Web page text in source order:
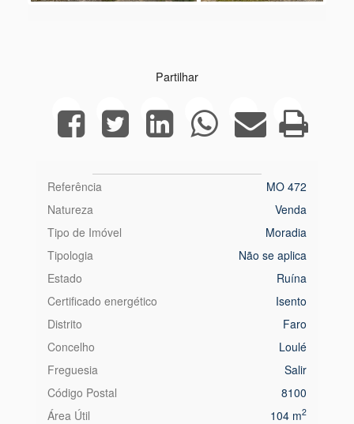
Partilhar
Referência
MO 472
Natureza
Venda
Tipo de Imóvel
Moradia
Tipologia
Não se aplica
Estado
Ruína
Certificado energético
Isento
Distrito
Faro
Concelho
Loulé
Freguesia
Salir
Código Postal
8100
Área Útil
104 m2